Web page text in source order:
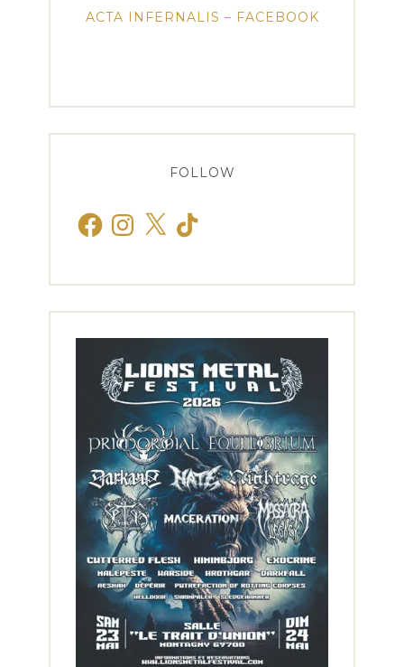
ACTA INFERNALIS – FACEBOOK
FOLLOW
FacebookInstagram
X TikTok